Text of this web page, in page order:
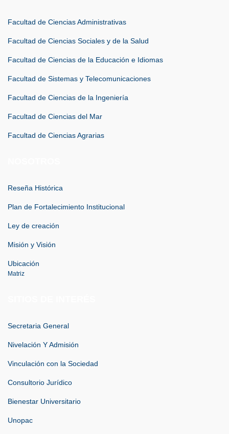
Facultad de Ciencias Administrativas
Facultad de Ciencias Sociales y de la Salud
Facultad de Ciencias de la Educación e Idiomas
Facultad de Sistemas y Telecomunicaciones
Facultad de Ciencias de la Ingeniería
Facultad de Ciencias del Mar
Facultad de Ciencias Agrarias
Reseña Histórica
Plan de Fortalecimiento Institucional
Ley de creación
Misión y Visión
Ubicación
Matriz
Secretaria General
Nivelación Y Admisión
Vinculación con la Sociedad
Consultorio Jurídico
Bienestar Universitario
Unopac